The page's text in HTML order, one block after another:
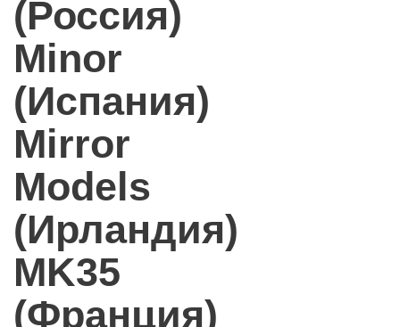
(Россия)
Minor
(Испания)
Mirror
Models
(Ирландия)
MK35
(Франция)